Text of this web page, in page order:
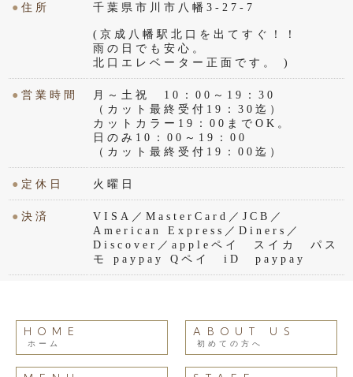
●住所 千葉県市川市八幡3-27-7
(京成八幡駅北口を出てすぐ！！
雨の日でも安心。
北口エレベーター正面です。 )
●営業時間
月～土祝 10：00～19：30
（カット最終受付19：30迄）
カットカラー19：00までOK。
日のみ10：00～19：00
（カット最終受付19：00迄）
● 定休日 火曜日
●決済
VISA／MasterCard／JCB／
American Express／Diners／
Discover／appleペイ スイカ パス
モ paypay Qペイ iD paypay
HOME
ホーム
ABOUT US
初めての方へ